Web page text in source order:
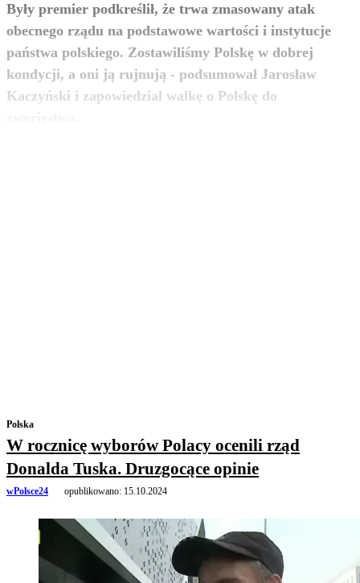
Były premier podkreślił, że trwa zmasowany atak
obecnego rządu na podstawowe wartości i instytucje
państwa polskiego. Zostawiliśmy Polskę w dobrej
kondycji, a oni ją rujnują - podsumował Jarosław
Kaczyński i zapowiedział walkę o Polskę do
zobacz więcej
Polska
W rocznicę wyborów Polacy ocenili rząd
Donalda Tuska. Druzgocące opinie
wPolsce24 opublikowano: 15.10.2024